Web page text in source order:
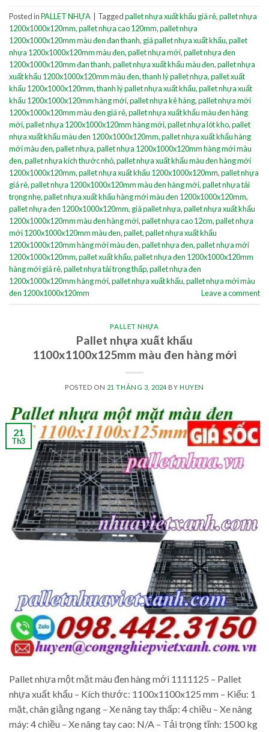
Posted inPALLET NHỰA Taggedpallet nhựa xuất khẩu giá rẻ,pallet nhựa
1200x1000x120mm,pallet nhựa cao 120mm,pallet nhựa
1200x1000x120mm màu đen đan thanh, giá pallet nhựa xuất khẩu,pallet
nhựa 1200x1000x120mm màu đen,pallet nhựa mới,pallet nhựa đen
1200x1000x120mm đan thanh,pallet nhựa xuất khẩu màu đen,pallet nhựa
xuất khẩu 1200x1000x120mm màu đen,thanh lý pallet nhựa,pallet xuất
khẩu 1200x1000x120mm,thanh lý pallet nhựa xuất khẩu,pallet nhựa xuất
khẩu 1200x1000x120mm hàng mới,pallet nhựa kê hàng,pallet nhựa mới
1200x1000x120mm màu đen giá rẻ,pallet nhựa xuất khẩu màu đen hàng
mới,pallet nhựa 1200x1000x120mm hàng mới,pallet nhựa lót kho,pallet
nhựa xuất khẩu màu đen 1200x1000x120mm,pallet nhựa xuất khẩu hàng
mới màu đen,pallet nhựa,pallet nhựa 1200x1000x120mm hàng mới màu
đen,pallet nhựa kích thước nhỏ,pallet nhựa xuất khẩu màu đen hàng mới
1200x1000x120mm,pallet nhựa xuất khẩu 1200x1000x120mm,pallet nhựa
giá rẻ,pallet nhựa 1200x1000x120mm màu đen hàng mới,pallet nhựa tải
trọng nhẹ,pallet nhựa xuất khẩu hàng mới màu đen 1200x1000x120mm,
pallet nhựa đen 1200x1000x120mm, giá pallet nhựa,pallet nhựa xuất khẩu
1200x1000x120mm màu đen hàng mới,pallet nhựa cao 12cm,pallet nhựa
mới 1200x1000x120mm màu đen,pallet,pallet nhựa xuất khẩu
1200x1000x120mm hàng mới màu đen,pallet nhựa đen,pallet nhựa mới
1200x1000x120mm,pallet xuất khẩu,pallet nhựa đen 1200x1000x120mm
hàng mới giá rẻ,pallet nhựa tải trọng thấp,pallet nhựa đen
1200x1000x120mm hàng mới,pallet nhựa xuất khẩu,pallet nhựa mới màu
đen 1200x1000x120mm
Leave a comment
PALLET NHỰA
Pallet nhựa xuất khẩu
1100x1100x125mm màu đen hàng mới
POSTED ON 21 THÁNG 3, 2024BY HUYEN
21
Th3
Pallet nhựa một mặt màu đen hàng mới 1111125 – Pallet
nhựa xuất khẩu – Kích thước: 1100x1100x125 mm – Kiểu: 1
mặt, chân giằng ngang – Xe nâng tay thấp: 4 chiều – Xe nâng
máy: 4 chiều – Xe nâng tay cao: N/A – Tải trọng tĩnh: 1500 kg